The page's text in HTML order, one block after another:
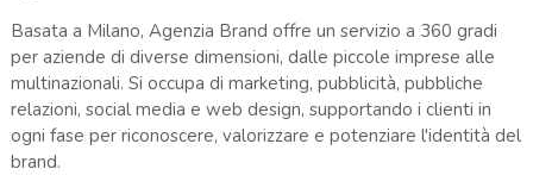
Basata a Milano, Agenzia Brand offre un servizio a 360 gradi
per aziende di diverse dimensioni, dalle piccole imprese alle
multinazionali. Si occupa di marketing, pubblicità, pubbliche
relazioni, social media e web design, supportando i clienti in
ogni fase per riconoscere, valorizzare e potenziare l'identità del
brand.